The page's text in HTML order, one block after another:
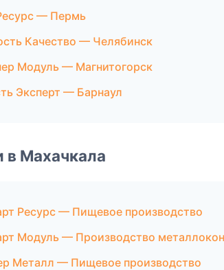
— Пермь
Качество — Челябинск
Модуль — Магнитогорск
Эксперт — Барнаул
в Махачкала
Ресурс — Пищевое производство
Модуль — Производство
Металл — Пищевое производство